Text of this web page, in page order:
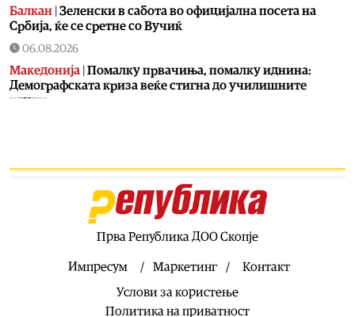
Балкан Зеленски в сабота во официјална посета на
Србија, ќе се сретне со Вучиќ
06.08.2026
Македонија Помалку првачиња, помалку иднина:
Демографската криза веќе стигна до училишните
клупи
со невроинвазивна форма
Вкупно 18 пожари на отворено денеска до 18
часот, два се активни
шанси да преживеам, денес живеам со полна брзина
Прва Република ДОО Скопје
Импресум Маркетинг
Контакт
Услови за користење
Политика на приватност